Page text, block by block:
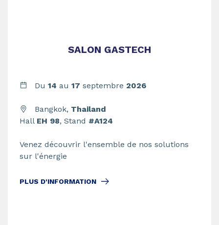
SALON GASTECH
Du 14 au 17 septembre 2026
Bangkok, Thailand
Hall EH 98, Stand #A124
Venez découvrir l'ensemble de nos solutions
sur l'énergie
PLUS D'INFORMATION